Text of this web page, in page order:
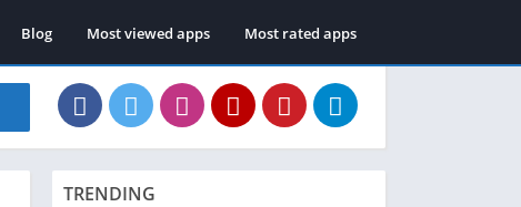
Blog Most viewed apps Most rated apps
TRENDING